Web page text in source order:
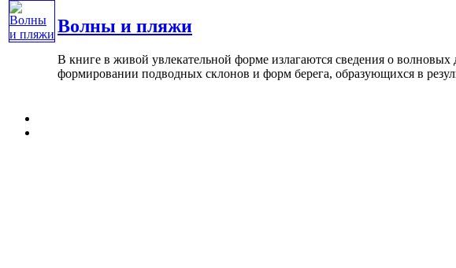
Волны и пляжи
В книге в живой увлекательной форме излагаются сведения о
формировании подводных склонов и форм берега, образующихся в